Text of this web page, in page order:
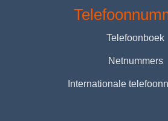
Telefoonboek
Netnummers
Internationale